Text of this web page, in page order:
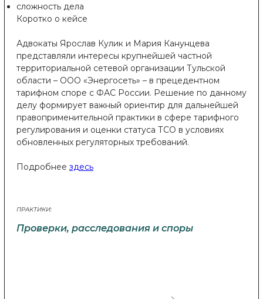
сложность дела
Коротко о кейсе
Адвокаты Ярослав Кулик и Мария Канунцева
представляли интересы крупнейшей частной
территориальной сетевой организации Тульской
области – ООО «Энергосеть» – в прецедентном
тарифном споре с ФАС России. Решение по данному
делу формирует важный ориентир для дальнейшей
правоприменительной практики в сфере тарифного
регулирования и оценки статуса ТСО в условиях
обновленных регуляторных требований.
Подробнее здесь
ПРАКТИКИ:
Проверки, расследования и споры